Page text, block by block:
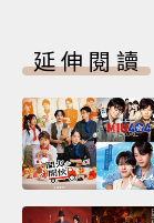
延伸閱讀